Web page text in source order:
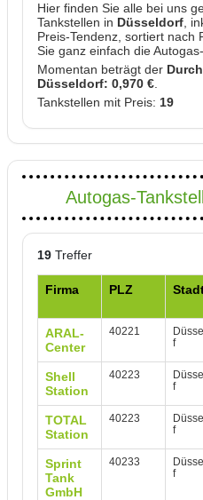
Hier finden Sie alle bei uns
Tankstellen in Düsseldorf ,
Preis-Tendenz, sortiert nach
Sie ganz einfach die
Momentan beträgt der
Düsseldorf: 0,970 €
Tankstellen mit Preis: 19
Autogas-
19 Treffer
Firma PLZ
ARAL-
Center
40221
f
Shell
Station
40223
f
TOTAL
Station
40223
f
Sprint
Tank
GmbH
40233
f